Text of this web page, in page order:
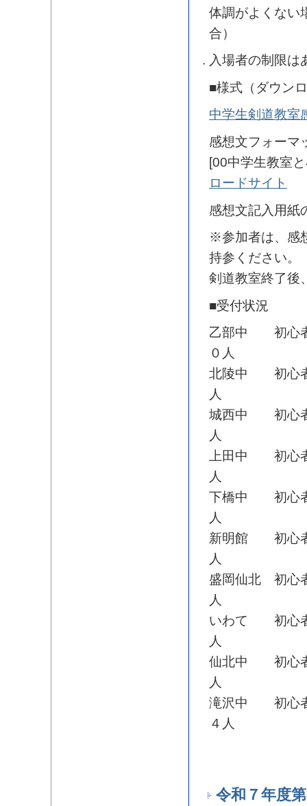
体調がよくない
合）
入場者の制限は
■様式（ダウン
中学生剣道教室
感想文フォーマ
[00中学生教室
ロードサイト
感想文記入用紙
※参加者は、感
持参ください。
剣道教室終了後
■受付状況
乙部中 初心者
０人
北陵中 初心者
人
城西中 初心者
人
上田中 初心者
人
下橋中 初心者
人
新明館 初心者
人
盛岡仙北 初心
人
いわて 初心者
人
仙北中 初心者
人
滝沢中 初心者
４人
令和７年度